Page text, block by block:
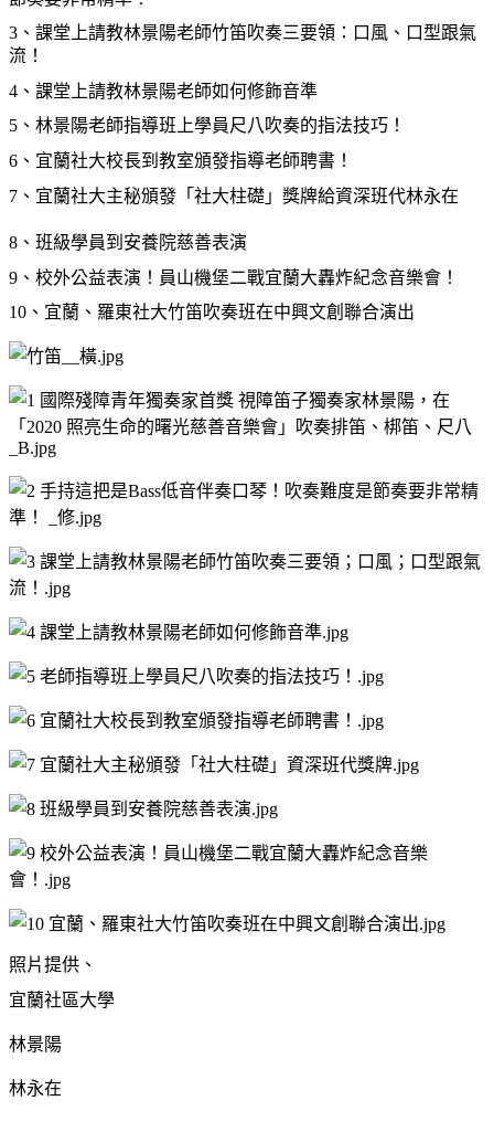
3 、 課堂上請教林景陽老師竹笛吹奏三要領：口風、口型跟氣
流！
4 、 課堂上請教林景陽老師如何修飾音準
5 、 林景陽老師指導班上學員尺八吹奏的指法技巧！
6 、 宜蘭社大校長到教室頒發指導老師聘書！
7 、 宜蘭社大主秘頒發「社大柱礎」獎牌給資深班代林永在
8 、 班級學員到安養院慈善表演
9 、 校外公益表演！員山機堡二戰宜蘭大轟炸紀念音樂會！
10 、 宜蘭、羅東社大竹笛吹奏班在中興文創聯合演出
照片提供、
宜蘭社區大學
林景陽
林永在